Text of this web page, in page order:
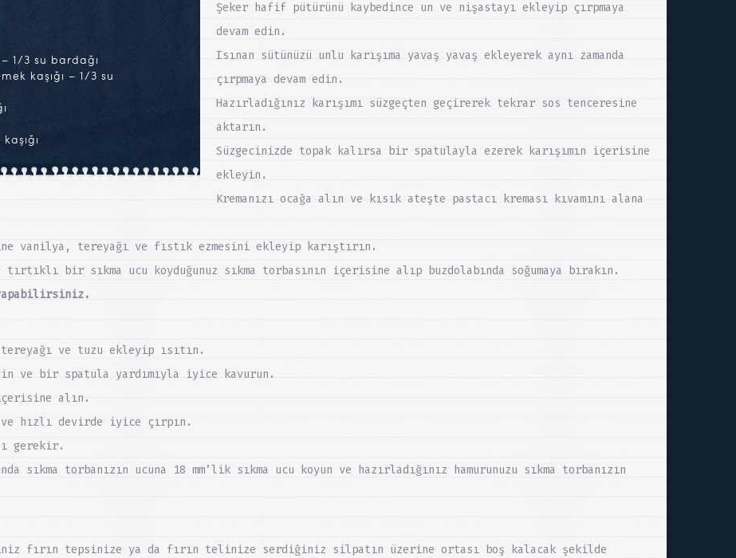
1/3 su bardağı
kaşığı – 1/3 su
Şeker hafif pütürünü kaybedince un ve nişastayı ekleyip çırpmaya
devam edin.
Isınan sütünüzü unlu karışıma yavaş yavaş ekleyerek aynı zamanda
çırpmaya devam edin.
Hazırladığınız karışımı süzgeçten geçirerek tekrar sos tenceresine
aktarın.
Süzgecinizde topak kalırsa bir spatulayla ezerek karışımın içerisine
ekleyin.
Kremanızı ocağa alın ve kısık ateşte pastacı kreması kıvamını alana
vanilya, tereyağı ve fıstık ezmesini ekleyip karıştırın.
tırtıklı bir sıkma ucu koyduğunuz sıkma torbasının içerisine alıp buzdolabında soğumaya bırakın.
ve tuzu ekleyip ısıtın.
ve bir spatula yardımıyla iyice kavurun.
alın.
hızlı devirde iyice çırpın.
gerekir.
sıkma torbanızın ucuna 18 mm’lik sıkma ucu koyun ve hazırladığınız hamurunuzu sıkma torbanızın
fırın tepsinize ya da fırın telinize serdiğiniz silpatın üzerine ortası boş kalacak şekilde